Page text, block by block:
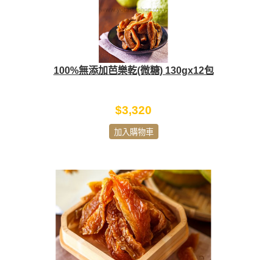
100%無添加芭樂乾(微糖) 130gx12包
$3,320
加入購物車